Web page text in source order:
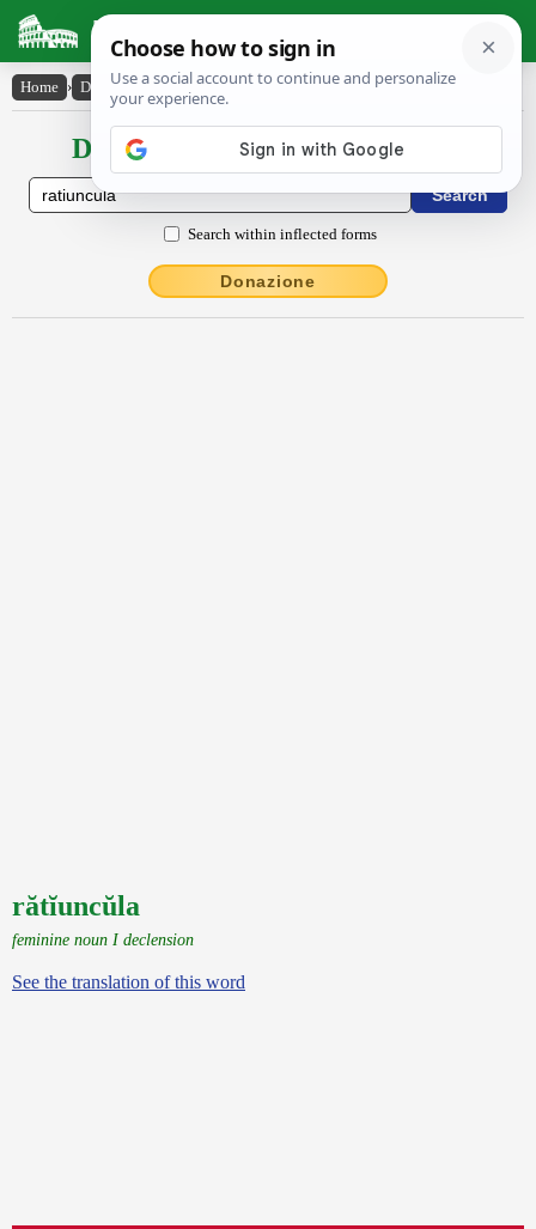
Latin Dictionary
Home › Declensions / Conjugations › rătĭuncŭla
Declensions / Conjugations latin
Search within inflected forms
Donazione
rătĭuncŭla
feminine noun I declension
See the translation of this word